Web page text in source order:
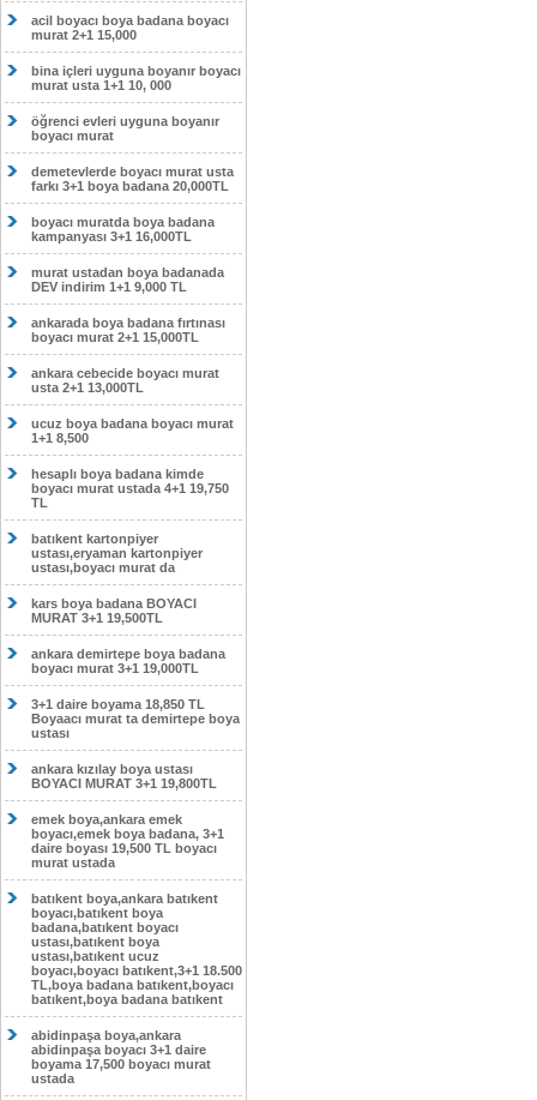
acil boyacı boya badana boyacı
murat 2+1 15,000
bina içleri uyguna boyanır boyacı
murat usta 1+1 10, 000
öğrenci evleri uyguna boyanır
boyacı murat
demetevlerde boyacı murat usta
farkı 3+1 boya badana 20,000TL
boyacı muratda boya badana
kampanyası 3+1 16,000TL
murat ustadan boya badanada
DEV indirim 1+1 9,000 TL
ankarada boya badana fırtınası
boyacı murat 2+1 15,000TL
ankara cebecide boyacı murat
usta 2+1 13,000TL
ucuz boya badana boyacı murat
1+1 8,500
hesaplı boya badana kimde
boyacı murat ustada 4+1 19,750
TL
batıkent kartonpiyer
ustası,eryaman kartonpiyer
ustası,boyacı murat da
kars boya badana BOYACI
MURAT 3+1 19,500TL
ankara demirtepe boya badana
boyacı murat 3+1 19,000TL
3+1 daire boyama 18,850 TL
Boyaacı murat ta demirtepe boya
ustası
ankara kızılay boya ustası
BOYACI MURAT 3+1 19,800TL
emek boya,ankara emek
boyacı,emek boya badana, 3+1
daire boyası 19,500 TL boyacı
murat ustada
batıkent boya,ankara batıkent
boyacı,batıkent boya
badana,batıkent boyacı
ustası,batıkent boya
ustası,batıkent ucuz
boyacı,boyacı batıkent,3+1 18.500
TL,boya badana batıkent,boyacı
batıkent,boya badana batıkent
abidinpaşa boya,ankara
abidinpaşa boyacı 3+1 daire
boyama 17,500 boyacı murat
ustada